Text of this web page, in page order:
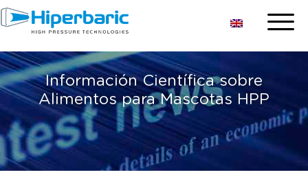
Información Científica sobre
Alimentos para Mascotas HPP